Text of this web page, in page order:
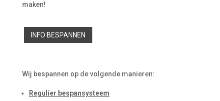
maken!
INFO BESPANNEN
Wij bespannen op de volgende manieren:
Regulier bespansysteem